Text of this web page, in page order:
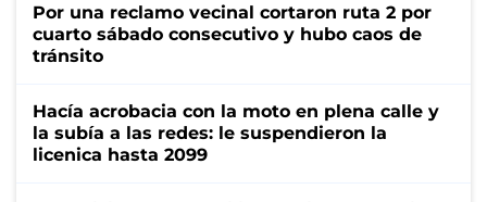
Por una reclamo vecinal cortaron ruta 2 por
cuarto sábado consecutivo y hubo caos de
tránsito
Hacía acrobacia con la moto en plena calle y
la subía a las redes: le suspendieron la
licenica hasta 2099